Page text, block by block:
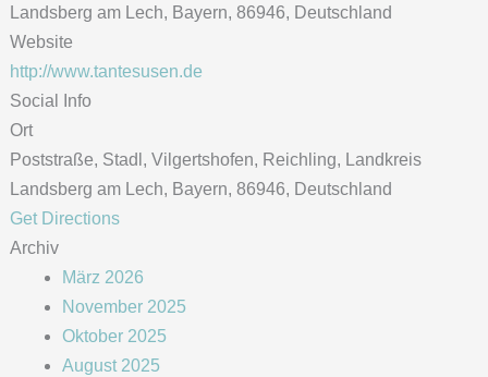
Landsberg am Lech, Bayern, 86946, Deutschland
Website
http://www.tantesusen.de
Social Info
Ort
Poststraße, Stadl, Vilgertshofen, Reichling, Landkreis
Landsberg am Lech, Bayern, 86946, Deutschland
Get Directions
Archiv
März 2026
November 2025
Oktober 2025
August 2025